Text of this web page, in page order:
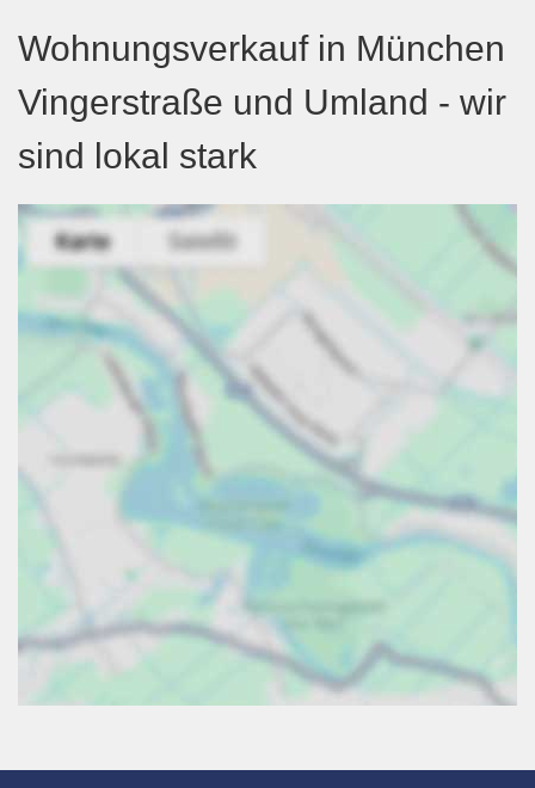
Wohnungsverkauf in München
Vingerstraße und Umland - wir
sind lokal stark